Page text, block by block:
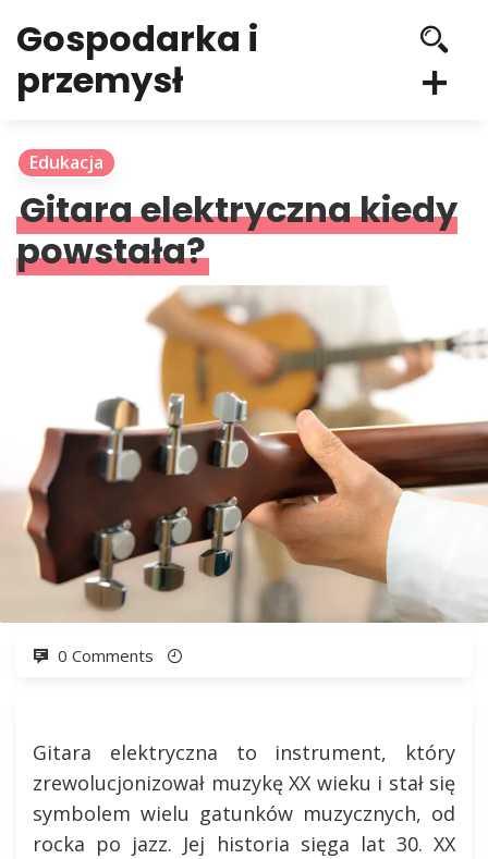
Gospodarka i
przemysł
Edukacja
Gitara elektryczna kiedy
powstała?
0 Comments
Gitara elektryczna to instrument, który
zrewolucjonizował muzykę XX wieku i stał się
symbolem wielu gatunków muzycznych, od
rocka po jazz. Jej historia sięga lat 30. XX